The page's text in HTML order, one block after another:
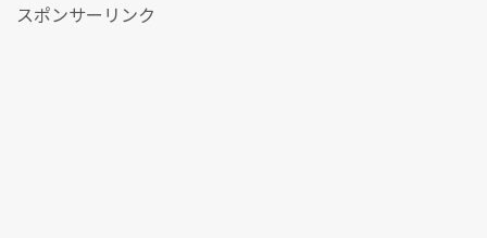
スポンサーリンク